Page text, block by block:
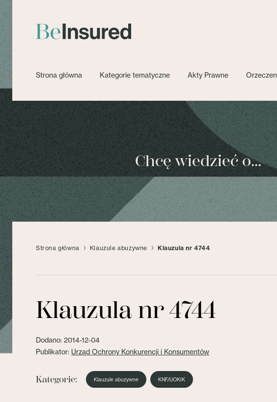
Strona główna Kategorie tematyczne Akty Prawne
Chcę wiedzieć o...
Strona główna Klauzule abuzywne Klauzula nr 4744
Klauzula nr 4744
Dodano: 2014-12-04
Publikator: Urząd Ochrony Konkurencji i Konsumentów
Kategorie: Klauzule abuzywne KNF/UOKIK